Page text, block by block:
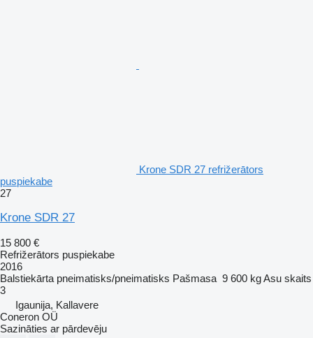
Krone SDR 27 refrižerātors
puspiekabe
27
Krone SDR 27
15 800 €
Refrižerātors puspiekabe
2016
Balstiekārta pneimatisks/pneimatisks Pašmasa 9 600 kgAsu skaits
3
Igaunija, Kallavere
Coneron OÜ
Sazināties ar pārdevēju